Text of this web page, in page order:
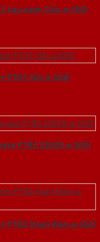
tay nam Cửa-a-SGD
P1G1 Sồi-a-SGD
P1R2 23029-a-SGD
P1R2 Xoan Đào-a-SGD